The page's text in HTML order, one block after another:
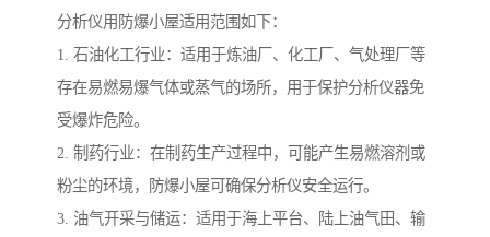
分析仪用防爆小屋适用范围如下：
1. 石油化工行业：适用于炼油厂、化工厂、气处理厂等
存在易燃易爆气体或蒸气的场所，用于保护分析仪器免
受爆炸危险。
2. 制药行业：在制药生产过程中，可能产生易燃溶剂或
粉尘的环境，防爆小屋可确保分析仪安全运行。
3. 油气开采与储运：适用于海上平台、陆上油气田、输